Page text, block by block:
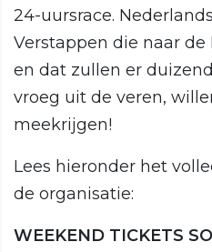
24-uursrace.
Verstappen die naar
en dat zullen er
vroeg uit de veren,
meekrijgen!
Lees hieronder het
de organisatie:
WEEKEND TICKETS